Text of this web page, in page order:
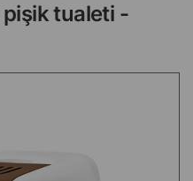
pişik tualeti -